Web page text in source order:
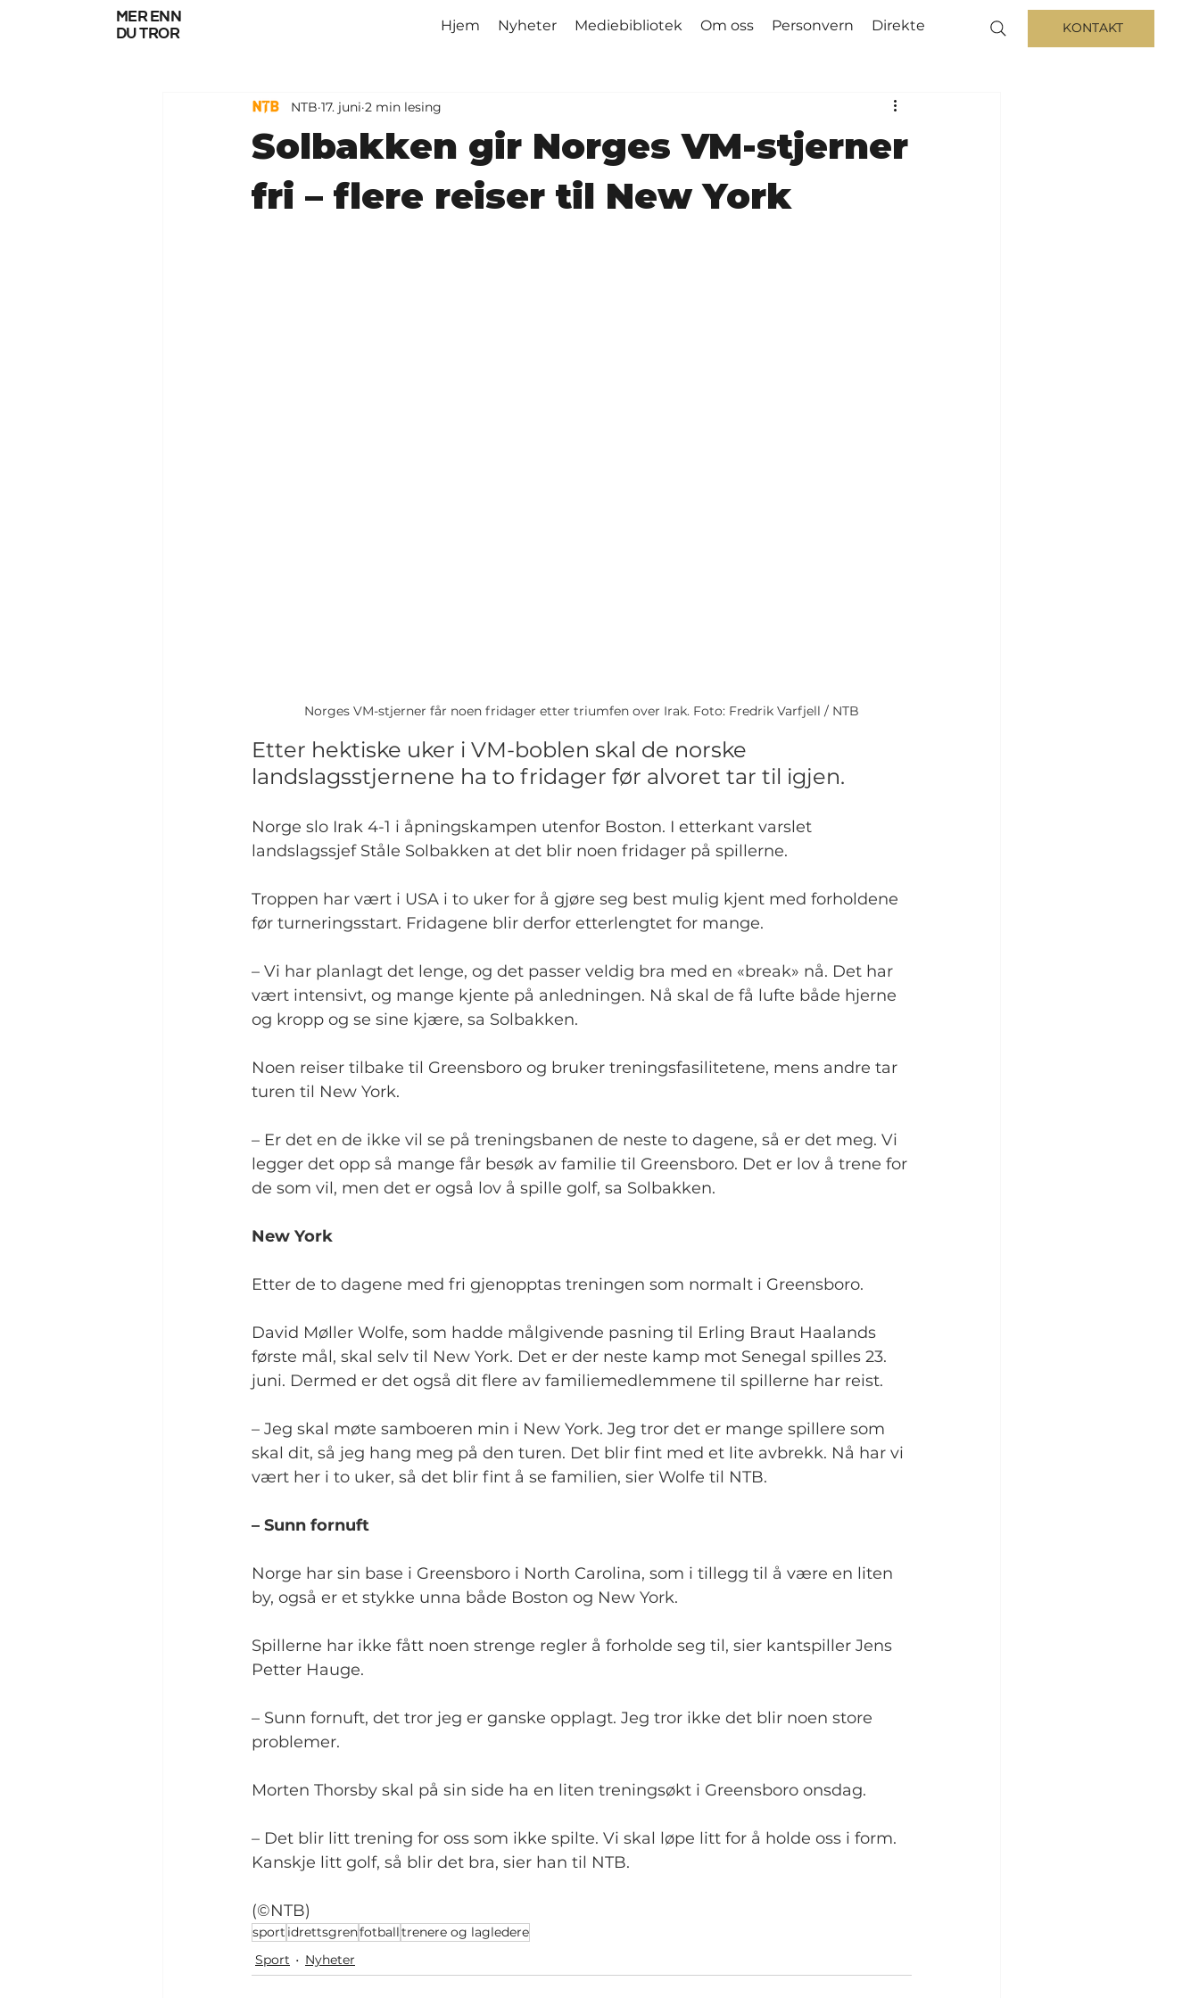
mer enn
du tror
Hjem Nyheter Mediebibliotek Om oss Personvern Direkte KONTAKT
Solbakken gir Norges VM-stjerner
fri – flere reiser til New York
NTB 17. juni 2 min lesing
Norges VM-stjerner får noen fridager etter triumfen over Irak. Foto: Fredrik Varfjell / NTB
Etter hektiske uker i VM-boblen skal de norske
landslagsstjernene ha to fridager før alvoret tar til igjen.
Norge slo Irak 4-1 i åpningskampen utenfor Boston. I etterkant varslet
landslagssjef Ståle Solbakken at det blir noen fridager på spillerne.
Troppen har vært i USA i to uker for å gjøre seg best mulig kjent med forholdene
før turneringsstart. Fridagene blir derfor etterlengtet for mange.
– Vi har planlagt det lenge, og det passer veldig bra med en «break» nå. Det har
vært intensivt, og mange kjente på anledningen. Nå skal de få lufte både hjerne
og kropp og se sine kjære, sa Solbakken.
Noen reiser tilbake til Greensboro og bruker treningsfasilitetene, mens andre tar
turen til New York.
– Er det en de ikke vil se på treningsbanen de neste to dagene, så er det meg. Vi
legger det opp så mange får besøk av familie til Greensboro. Det er lov å trene for
de som vil, men det er også lov å spille golf, sa Solbakken.
New York
Etter de to dagene med fri gjenopptas treningen som normalt i Greensboro.
David Møller Wolfe, som hadde målgivende pasning til Erling Braut Haalands
første mål, skal selv til New York. Det er der neste kamp mot Senegal spilles 23.
juni. Dermed er det også dit flere av familiemedlemmene til spillerne har reist.
– Jeg skal møte samboeren min i New York. Jeg tror det er mange spillere som
skal dit, så jeg hang meg på den turen. Det blir fint med et lite avbrekk. Nå har vi
vært her i to uker, så det blir fint å se familien, sier Wolfe til NTB.
– Sunn fornuft
Norge har sin base i Greensboro i North Carolina, som i tillegg til å være en liten
by, også er et stykke unna både Boston og New York.
Spillerne har ikke fått noen strenge regler å forholde seg til, sier kantspiller Jens
Petter Hauge.
– Sunn fornuft, det tror jeg er ganske opplagt. Jeg tror ikke det blir noen store
problemer.
Morten Thorsby skal på sin side ha en liten treningsøkt i Greensboro onsdag.
– Det blir litt trening for oss som ikke spilte. Vi skal løpe litt for å holde oss i form.
Kanskje litt golf, så blir det bra, sier han til NTB.
(©NTB)
sport idrettsgrenfotballtrenere og lagledere
Sport
Nyheter